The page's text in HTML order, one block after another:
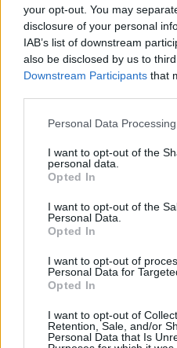
your opt-out. You may
disclosure of your personal
IAB’s list of downstream
also be disclosed by us to
Downstream Participants that
Please note that this website/
not limited to your visit or
grant or deny consent to
use your data for below
consent section.
Personal Data
I want to opt-out of the
personal data.
Opted In
I want to opt-out of the
Personal Data.
Opted In
I want to opt-out of
Personal Data for
Opted In
I want to opt-out of
Retention, Sale, and/or
Personal Data that Is
Megemlékezés a
Haditengerészet
évfordulóján
2025. november 07.
A számunkra vesztes
birodalom